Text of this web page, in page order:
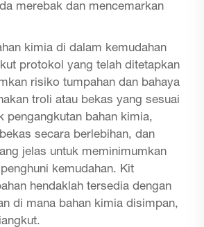
merebak dan mencemarkan
kimia di dalam kemudahan
protokol yang telah ditetapkan
risiko tumpahan dan bahaya
troli atau bekas yang sesuai
pengangkutan bahan kimia,
secara berlebihan, dan
jelas untuk meminimumkan
kemudahan. Kit
hendaklah tersedia dengan
di mana bahan kimia disimpan,